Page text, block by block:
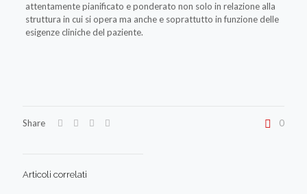
attentamente pianificato e ponderato non solo in relazione alla
struttura in cui si opera ma anche e soprattutto in funzione delle
esigenze cliniche del paziente.
Share 0
Articoli correlati